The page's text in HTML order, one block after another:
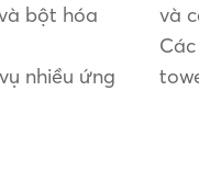
bột hóa
nhiều ứng
và